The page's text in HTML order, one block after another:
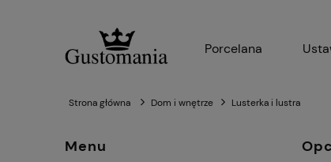
Porcelana
Strona główna Dom i wnętrze Lusterka i lustra
Menu